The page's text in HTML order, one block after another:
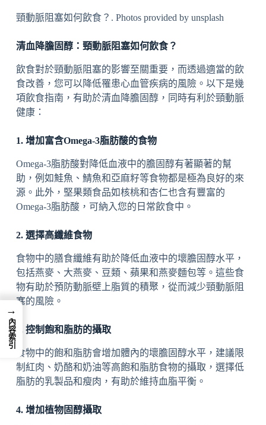
頸動脈阻塞如何飲食？. Photos provided by unsplash
清血降膽固醇：頸動脈阻塞如何飲食？
飲食對於頸動脈阻塞的影響至關重要，而透過適當的飲
食改善，您可以降低罹患心血管疾病的風險。以下是幾
項飲食指南，有助於清血降膽固醇，同時有利於頸動脈
健康：
1. 增加富含Omega-3脂肪酸的食物
Omega-3脂肪酸對降低血液中的膽固醇有著顯著的幫
助，例如鮭魚、鯖魚和亞麻籽等食物都是極為良好的來
源。此外，堅果類食品如核桃和杏仁也含有豐富的
Omega-3脂肪酸，可納入您的日常飲食中。
2. 選擇高纖維食物
食物中的膳食纖維有助於降低血液中的壞膽固醇水平，
包括燕麥、大燕麥、豆類、蘋果和燕麥麵包等。這些食
物有助於預防動脈壁上脂質的積聚，從而減少頸動脈阻
塞的風險。
3. 控制飽和脂肪的攝取
食物中的飽和脂肪會增加體內的壞膽固醇水平，建議限
制紅肉、奶酪和奶油等高飽和脂肪食物的攝取，選擇低
脂肪的乳製品和瘦肉，有助於維持血脂平衡。
4. 增加植物固醇攝取
→
內容索引